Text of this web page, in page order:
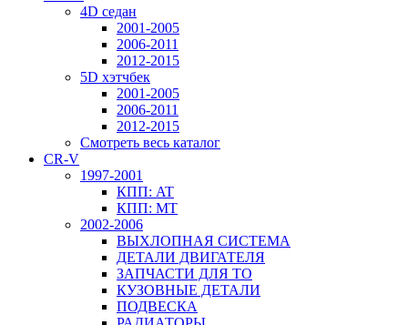
4D седан
2001-2005
2006-2011
2012-2015
5D хэтчбек
2001-2005
2006-2011
2012-2015
Смотреть весь каталог
CR-V
1997-2001
КПП: AT
КПП: MT
2002-2006
ВЫХЛОПНАЯ СИСТЕМА
ДЕТАЛИ ДВИГАТЕЛЯ
ЗАПЧАСТИ ДЛЯ ТО
КУЗОВНЫЕ ДЕТАЛИ
ПОДВЕСКА